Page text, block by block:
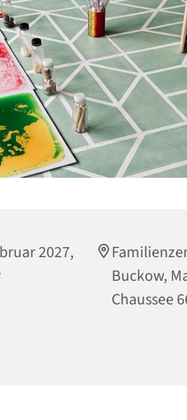
2027,
Buckow,
Chaussee